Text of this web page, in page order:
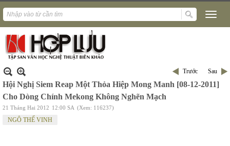
Trước Sau
Hội Nghị Siem Reap Một Thỏa Hiệp Mong Manh [08-12-2011]
Cho Dòng Chính Mekong Không Nghẽn Mạch
21 Tháng Hai 2012 12:00 SA (Xem: 116237)
NGÔ THẾ VINH